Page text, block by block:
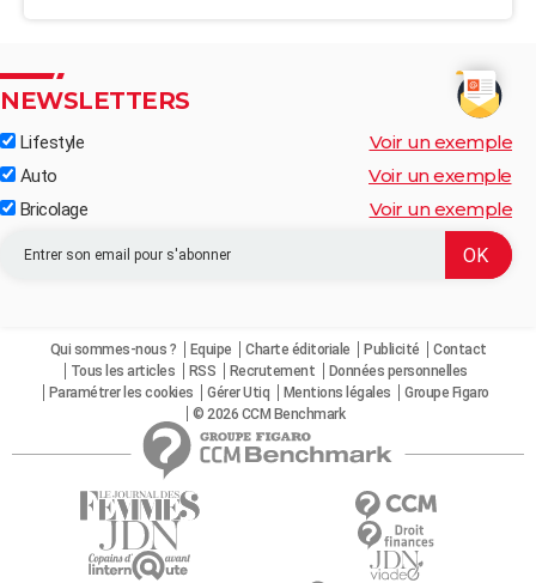
NEWSLETTERS
Lifestyle Voir un exemple
Auto Voir un exemple
Bricolage Voir un exemple
Qui sommes-nous ? Equipe Charte éditoriale Publicité
Contact
Tous les articles
RSS Recrutement
Données personnelles
Paramétrer les cookies
Gérer Utiq Mentions légales
Groupe Figaro
© 2026 CCM Benchmark